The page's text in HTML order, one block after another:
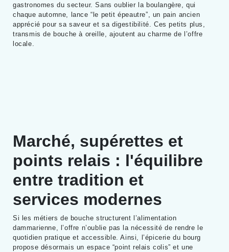
gastronomes du secteur. Sans oublier la boulangère, qui
chaque automne, lance “le petit épeautre”, un pain ancien
apprécié pour sa saveur et sa digestibilité. Ces petits plus,
transmis de bouche à oreille, ajoutent au charme de l’offre
locale.
Marché, supérettes et
points relais : l'équilibre
entre tradition et
services modernes
Si les métiers de bouche structurent l’alimentation
dammarienne, l’offre n’oublie pas la nécessité de rendre le
quotidien pratique et accessible. Ainsi, l’épicerie du bourg
propose désormais un espace “point relais colis” et une